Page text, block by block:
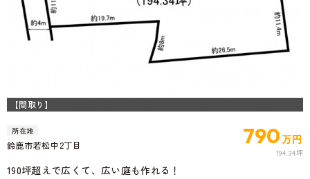
【間取り】
所在地
鈴鹿市若松中2丁目 790万円
194.34坪
190坪超えで広くて、広い庭も作れる！